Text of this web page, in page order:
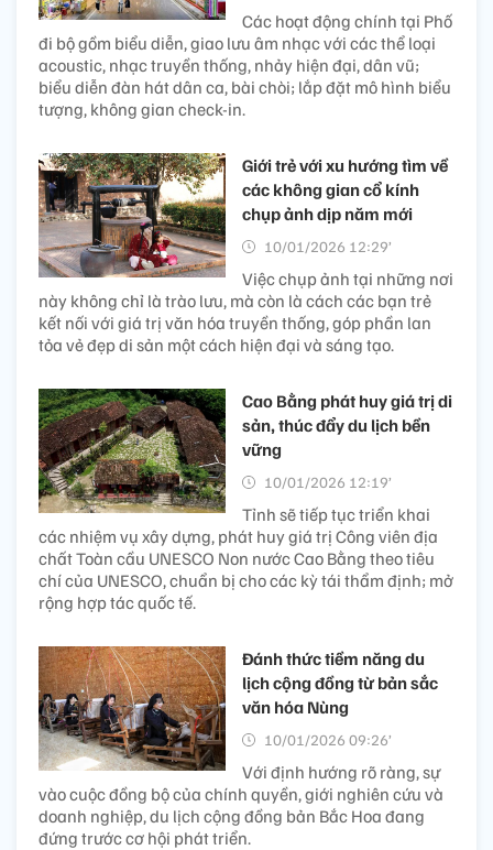
Các hoạt động chính tại Phố
đi bộ gồm biểu diễn, giao lưu âm nhạc với các thể loại
acoustic, nhạc truyền thống, nhảy hiện đại, dân vũ;
biểu diễn đàn hát dân ca, bài chòi; lắp đặt mô hình biểu
tượng, không gian check-in.
Giới trẻ với xu hướng tìm về
các không gian cổ kính
chụp ảnh dịp năm mới
10/01/2026 12:29’
Việc chụp ảnh tại những nơi
này không chỉ là trào lưu, mà còn là cách các bạn trẻ
kết nối với giá trị văn hóa truyền thống, góp phần lan
tỏa vẻ đẹp di sản một cách hiện đại và sáng tạo.
Cao Bằng phát huy giá trị di
sản, thúc đẩy du lịch bền
vững
10/01/2026 12:19’
Tỉnh sẽ tiếp tục triển khai
các nhiệm vụ xây dựng, phát huy giá trị Công viên địa
chất Toàn cầu UNESCO Non nước Cao Bằng theo tiêu
chí của UNESCO, chuẩn bị cho các kỳ tái thẩm định; mở
rộng hợp tác quốc tế.
Đánh thức tiềm năng du
lịch cộng đồng từ bản sắc
văn hóa Nùng
10/01/2026 09:26’
Với định hướng rõ ràng, sự
vào cuộc đồng bộ của chính quyền, giới nghiên cứu và
doanh nghiệp, du lịch cộng đồng bản Bắc Hoa đang
đứng trước cơ hội phát triển.